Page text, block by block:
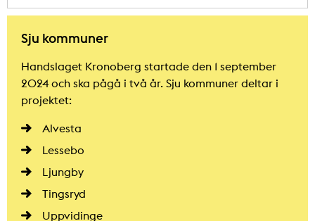
Sju kommuner
Handslaget Kronoberg startade den 1 september
2024 och ska pågå i två år. Sju kommuner deltar i
projektet:
Alvesta
Lessebo
Ljungby
Tingsryd
Uppvidinge